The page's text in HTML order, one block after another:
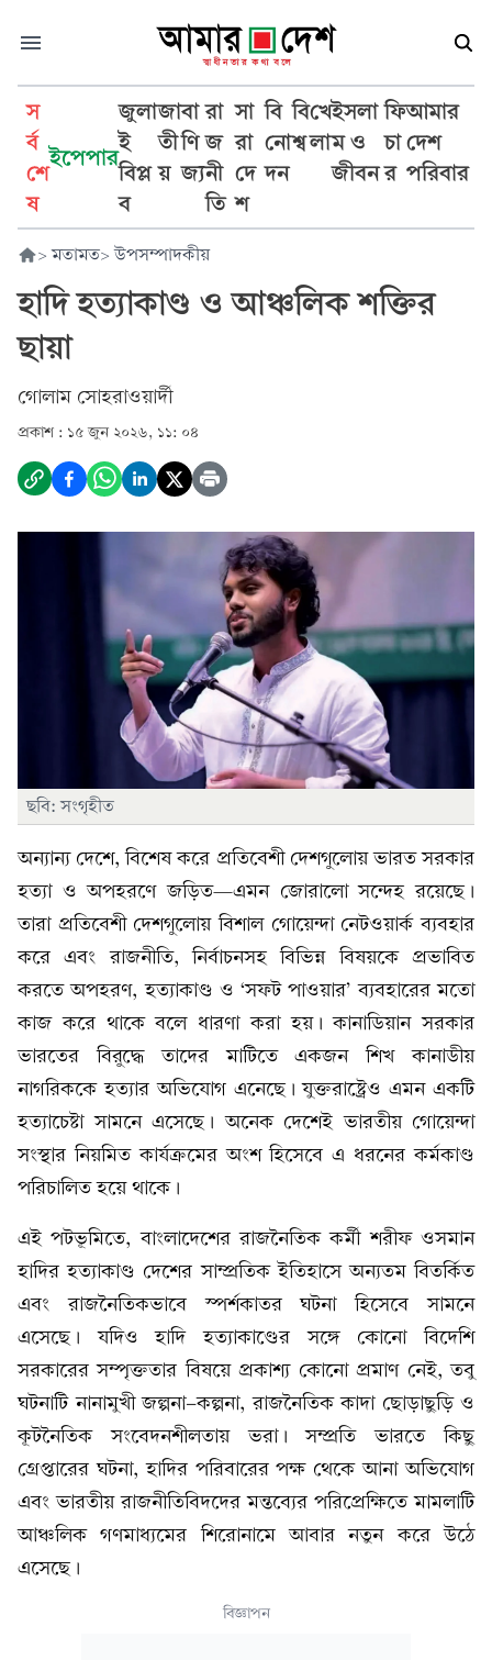
স
র্ব
শে
ষ
ইপেপার
জুলা
ই
বিপ্ল
ব
জা
তী
য়
বা
ণি
জ্য
রা
জ
নী
তি
সা
রা
দে
শ
বি
নো
দন
বি
শ্ব
খে
লা
ইসলা
ম ও
জীবন
ফি
চা
র
আমার
দেশ
পরিবার
> মতামত> উপসম্পাদকীয়
হাদি হত্যাকাণ্ড ও আঞ্চলিক শক্তির
ছায়া
গোলাম সোহরাওয়ার্দী
প্রকাশ : ১৫ জুন ২০২৬, ১১: ০৪
ছবি: সংগৃহীত
অন্যান্য দেশে, বিশেষ করে প্রতিবেশী দেশগুলোয় ভারত সরকার
হত্যা ও অপহরণে জড়িত—এমন জোরালো সন্দেহ রয়েছে।
তারা প্রতিবেশী দেশগুলোয় বিশাল গোয়েন্দা নেটওয়ার্ক ব্যবহার
করে এবং রাজনীতি, নির্বাচনসহ বিভিন্ন বিষয়কে প্রভাবিত
করতে অপহরণ, হত্যাকাণ্ড ও ‘সফট পাওয়ার’ ব্যবহারের মতো
কাজ করে থাকে বলে ধারণা করা হয়। কানাডিয়ান সরকার
ভারতের বিরুদ্ধে তাদের মাটিতে একজন শিখ কানাডীয়
নাগরিককে হত্যার অভিযোগ এনেছে। যুক্তরাষ্ট্রেও এমন একটি
হত্যাচেষ্টা সামনে এসেছে। অনেক দেশেই ভারতীয় গোয়েন্দা
সংস্থার নিয়মিত কার্যক্রমের অংশ হিসেবে এ ধরনের কর্মকাণ্ড
পরিচালিত হয়ে থাকে।
এই পটভূমিতে, বাংলাদেশের রাজনৈতিক কর্মী শরীফ ওসমান
হাদির হত্যাকাণ্ড দেশের সাম্প্রতিক ইতিহাসে অন্যতম বিতর্কিত
এবং রাজনৈতিকভাবে স্পর্শকাতর ঘটনা হিসেবে সামনে
এসেছে। যদিও হাদি হত্যাকাণ্ডের সঙ্গে কোনো বিদেশি
সরকারের সম্পৃক্ততার বিষয়ে প্রকাশ্য কোনো প্রমাণ নেই, তবু
ঘটনাটি নানামুখী জল্পনা-কল্পনা, রাজনৈতিক কাদা ছোড়াছুড়ি ও
কূটনৈতিক সংবেদনশীলতায় ভরা। সম্প্রতি ভারতে কিছু
গ্রেপ্তারের ঘটনা, হাদির পরিবারের পক্ষ থেকে আনা অভিযোগ
এবং ভারতীয় রাজনীতিবিদদের মন্তব্যের পরিপ্রেক্ষিতে মামলাটি
আঞ্চলিক গণমাধ্যমের শিরোনামে আবার নতুন করে উঠে
এসেছে।
বিজ্ঞাপন